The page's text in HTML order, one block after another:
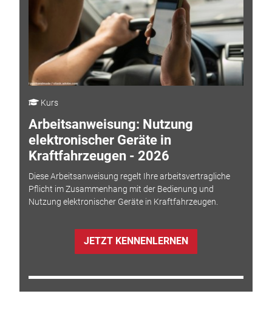
Kurs
Arbeitsanweisung: Nutzung
elektronischer Geräte in
Kraftfahrzeugen - 2026
Diese Arbeitsanweisung regelt Ihre arbeitsvertragliche
Pflicht im Zusammenhang mit der Bedienung und
Nutzung elektronischer Geräte in Kraftfahrzeugen.
JETZT KENNENLERNEN